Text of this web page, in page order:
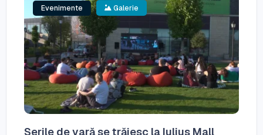
Evenimente Galerie
Serile de vară se trăiesc la Iulius Mall